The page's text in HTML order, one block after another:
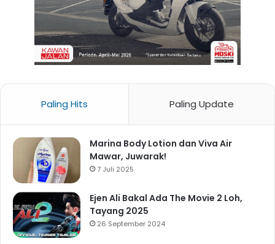
Paling Hits Paling Update
Marina Body Lotion dan Viva Air
Mawar, Juwarak!
7 Juli 2025
Ejen Ali Bakal Ada The Movie 2 Loh,
Tayang 2025
26 September 2024